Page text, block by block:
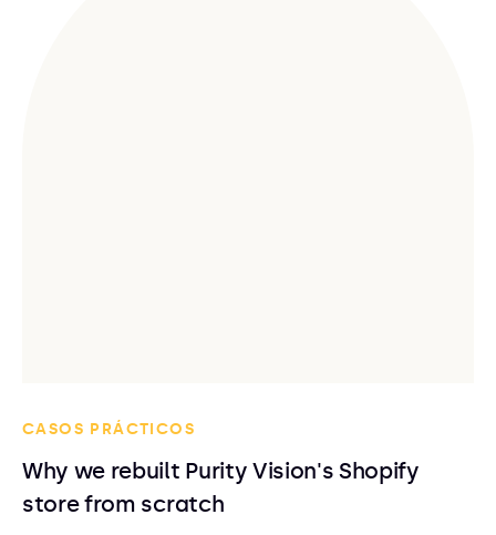
CASOS PRÁCTICOS
Why we rebuilt Purity Vision's Shopify
store from scratch